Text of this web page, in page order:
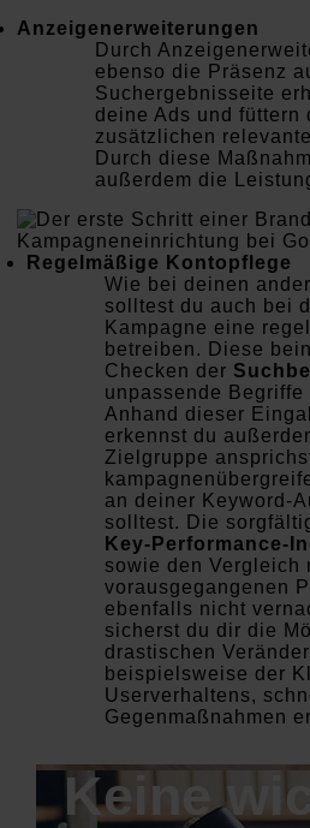
Anzeigenerweiterungen
Durch
ebenso die Präsenz
Suchergebnisseite
deine Ads und füttern
zusätzlichen
Durch diese
außerdem die
Regelmäßige Kontopflege
Wie bei deinen
solltest du auch bei
Kampagne eine
betreiben. Diese
Checken der
unpassende
Anhand dieser
erkennst du
Zielgruppe
an deiner Keyword-
solltest. Die
Key-Performance-
sowie den Vergleich
vorausgegangenen
ebenfalls nicht
sicherst du dir die
drastischen
beispielsweise der
Userverhaltens,
Gegenmaßnahmen
Keine